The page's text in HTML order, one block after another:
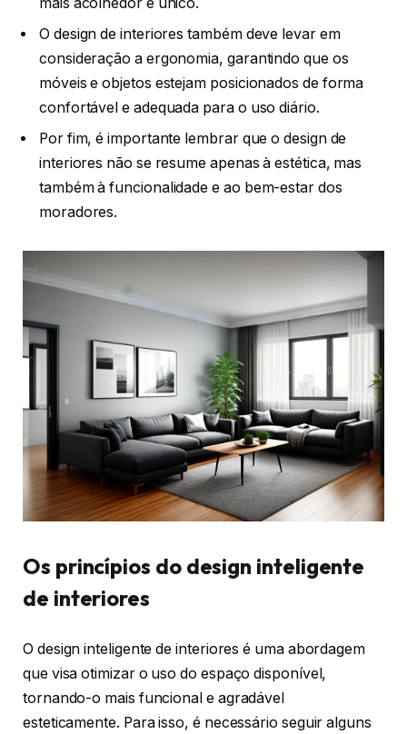
O design de interiores também deve levar em
consideração a ergonomia, garantindo que os
móveis e objetos estejam posicionados de forma
confortável e adequada para o uso diário.
Por fim, é importante lembrar que o design de
interiores não se resume apenas à estética, mas
também à funcionalidade e ao bem-estar dos
moradores.
Os princípios do design inteligente
de interiores
O design inteligente de interiores é uma abordagem
que visa otimizar o uso do espaço disponível,
tornando-o mais funcional e agradável
esteticamente. Para isso, é necessário seguir alguns